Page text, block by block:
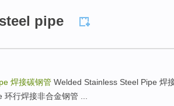
pipe
焊接碳钢管 Welded Stainless Steel Pipe 焊
行焊接非合金钢管 ...